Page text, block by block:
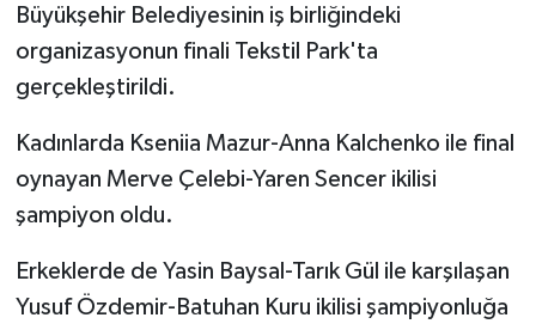
Büyükşehir Belediyesinin iş birliğindeki
organizasyonun finali Tekstil Park'ta
gerçekleştirildi.
Kadınlarda Kseniia Mazur-Anna Kalchenko ile final
oynayan Merve Çelebi-Yaren Sencer ikilisi
şampiyon oldu.
Erkeklerde de Yasin Baysal-Tarık Gül ile karşılaşan
Yusuf Özdemir-Batuhan Kuru ikilisi şampiyonluğa